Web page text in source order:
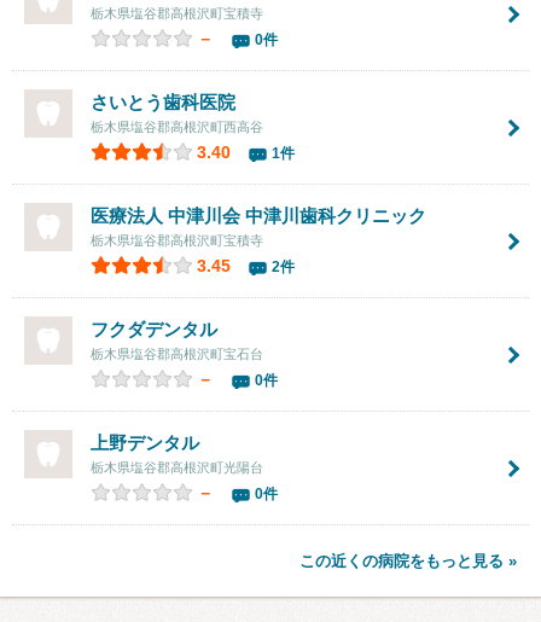
栃木県塩谷郡高根沢町宝積寺
－ 0件
さいとう歯科医院
栃木県塩谷郡高根沢町西高谷
3.40 1件
医療法人 中津川会 中津川歯科クリニック
栃木県塩谷郡高根沢町宝積寺
3.45 2件
フクダデンタル
栃木県塩谷郡高根沢町宝石台
－ 0件
上野デンタル
栃木県塩谷郡高根沢町光陽台
－ 0件
この近くの病院をもっと見る »